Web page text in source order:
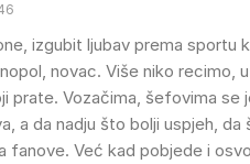
izgubit ljubav prema sportu
novac. Više niko recimo,
prate. Vozačima, šefovima
a da nadju što bolji uspjeh,
fanove. Već kad pobjede i